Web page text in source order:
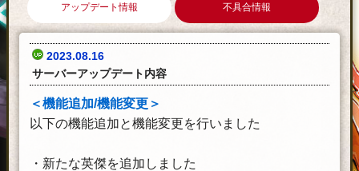
アップデート情報 不具合情報
2023.08.16
サーバーアップデート内容
＜機能追加/機能変更＞
以下の機能追加と機能変更を行いました
・新たな英傑を追加しました